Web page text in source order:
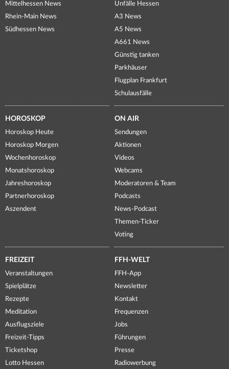
Mittelhessen News
Rhein-Main News
Südhessen News
Unfälle Hessen
A3 News
A5 News
A661 News
Günstig tanken
Parkhäuser
Flugplan Frankfurt
Schulausfälle
HOROSKOP
Horoskop Heute
Horoskop Morgen
Wochenhoroskop
Monatshoroskop
Jahreshoroskop
Partnerhoroskop
Aszendent
ON AIR
Sendungen
Aktionen
Videos
Webcams
Moderatoren & Team
Podcasts
News-Podcast
Themen-Ticker
Voting
FREIZEIT
Veranstaltungen
Spielplätze
Rezepte
Meditation
Ausflugsziele
Freizeit-Tipps
Ticketshop
Lotto Hessen
FFH-WELT
FFH-App
Newsletter
Kontakt
Frequenzen
Jobs
Führungen
Presse
Radiowerbung